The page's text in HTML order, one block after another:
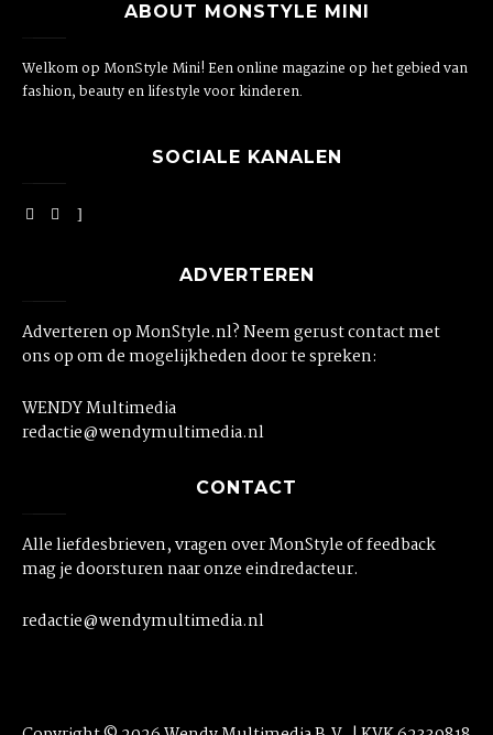
ABOUT MONSTYLE MINI
Welkom op MonStyle Mini! Een online magazine op het gebied van
fashion, beauty en lifestyle voor kinderen.
SOCIALE KANALEN
ADVERTEREN
Adverteren op MonStyle.nl? Neem gerust contact met
ons op om de mogelijkheden door te spreken:
WENDY Multimedia
redactie@wendymultimedia.nl
CONTACT
Alle liefdesbrieven, vragen over MonStyle of feedback
mag je doorsturen naar onze eindredacteur.
redactie@wendymultimedia.nl